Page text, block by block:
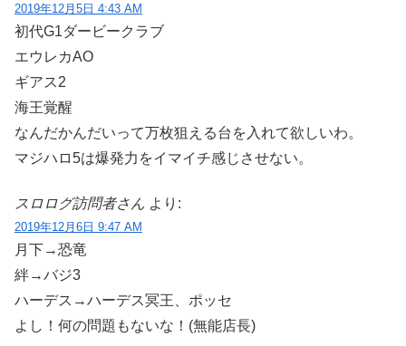
2019年12月5日 4:43 AM
初代G1ダービークラブ
エウレカAO
ギアス2
海王覚醒
なんだかんだいって万枚狙える台を入れて欲しいわ。
マジハロ5は爆発力をイマイチ感じさせない。
スロログ訪問者さん より:
2019年12月6日 9:47 AM
月下→恐竜
絆→バジ3
ハーデス→ハーデス冥王、ポッセ
よし！何の問題もないな！(無能店長)